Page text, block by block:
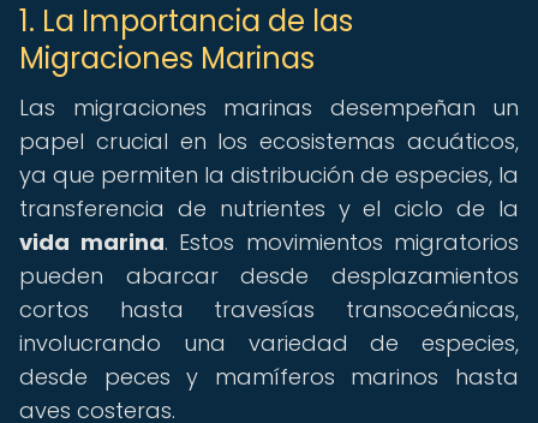
1. La Importancia de las
Migraciones Marinas
Las migraciones marinas desempeñan un
papel crucial en los ecosistemas acuáticos,
ya que permiten la distribución de especies, la
transferencia de nutrientes y el ciclo de la
vida marina. Estos movimientos migratorios
pueden abarcar desde desplazamientos
cortos hasta travesías transoceánicas,
involucrando una variedad de especies,
desde peces y mamíferos marinos hasta
aves costeras.